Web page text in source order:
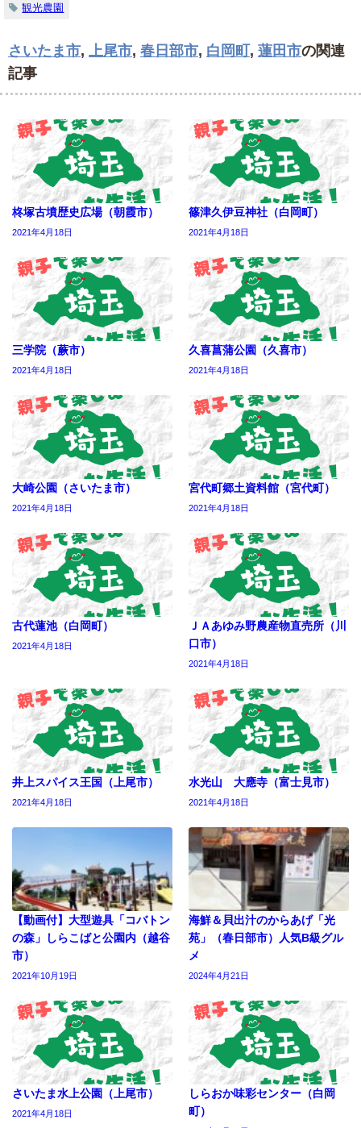
観光農園
さいたま市, 上尾市, 春日部市, 白岡町 , 蓮田市の関連
記事
柊塚古墳歴史広場（朝霞市）
2021年4月18日
篠津久伊豆神社（白岡町）
2021年4月18日
三学院（蕨市）
2021年4月18日
久喜菖蒲公園（久喜市）
2021年4月18日
大崎公園（さいたま市）
2021年4月18日
宮代町郷土資料館（宮代町）
2021年4月18日
古代蓮池（白岡町）
2021年4月18日
ＪＡあゆみ野農産物直売所（川
口市）
2021年4月18日
井上スパイス王国（上尾市）
2021年4月18日
水光山 大應寺（富士見市）
2021年4月18日
【動画付】大型遊具「コバトン
の森」しらこばと公園内（越谷
市）
2021年10月19日
海鮮＆貝出汁のからあげ「光
苑」（春日部市）人気B級グル
メ
2024年4月21日
さいたま水上公園（上尾市）
2021年4月18日
しらおか味彩センター（白岡
町）